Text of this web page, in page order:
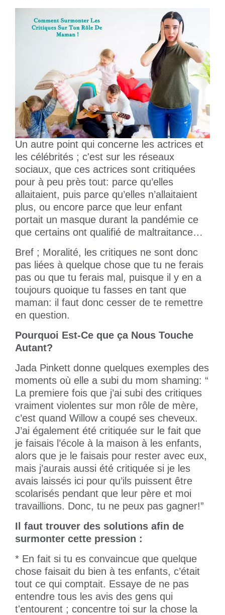
Un autre point qui concerne les actrices et
les célébrités ; c'est sur les réseaux
sociaux, que ces actrices sont critiquées
pour à peu près tout: parce qu’elles
allaitaient, puis parce qu’elles n’allaitaient
plus, ou encore parce que leur enfant
portait un masque durant la pandémie ce
que certains ont qualifié de maltraitance…
Bref ; Moralité, les critiques ne sont donc
pas liées à quelque chose que tu ne ferais
pas ou que tu ferais mal, puisque il y en a
toujours quoique tu fasses en tant que
maman: il faut donc cesser de te remettre
en question.
Pourquoi Est-Ce que ça Nous Touche
Autant?
Jada Pinkett donne quelques exemples des
moments où elle a subi du mom shaming: “
La premiere fois que j’ai subi des critiques
vraiment violentes sur mon rôle de mère,
c’est quand Willow a coupé ses cheveux.
J’ai également été critiquée sur le fait que
je faisais l’école à la maison à les enfants,
alors que je le faisais pour rester avec eux,
mais j’aurais aussi été critiquée si je les
avais laissés ici pour qu’ils puissent être
scolarisés pendant que leur père et moi
travaillions. Donc, tu ne peux pas gagner!”
Il faut trouver des solutions afin de
surmonter cette pression :
* En fait si tu es convaincue que quelque
chose faisait du bien à tes enfants, c’était
tout ce qui comptait. Essaye de ne pas
entendre tous les avis des gens qui
t'entourent ; concentre toi sur la chose la